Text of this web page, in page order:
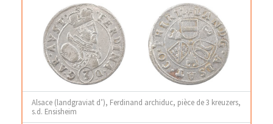
Alsace (landgraviat d’), Ferdinand archiduc, pièce de 3 kreuzers,
s.d. Ensisheim